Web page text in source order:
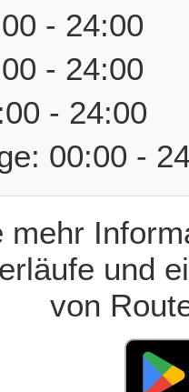
- 24:00
- 24:00
- 24:00
00:00 -
mehr
und
von